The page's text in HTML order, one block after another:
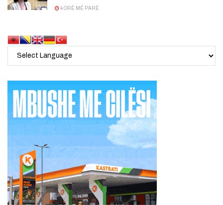
4 ORË MË PARË